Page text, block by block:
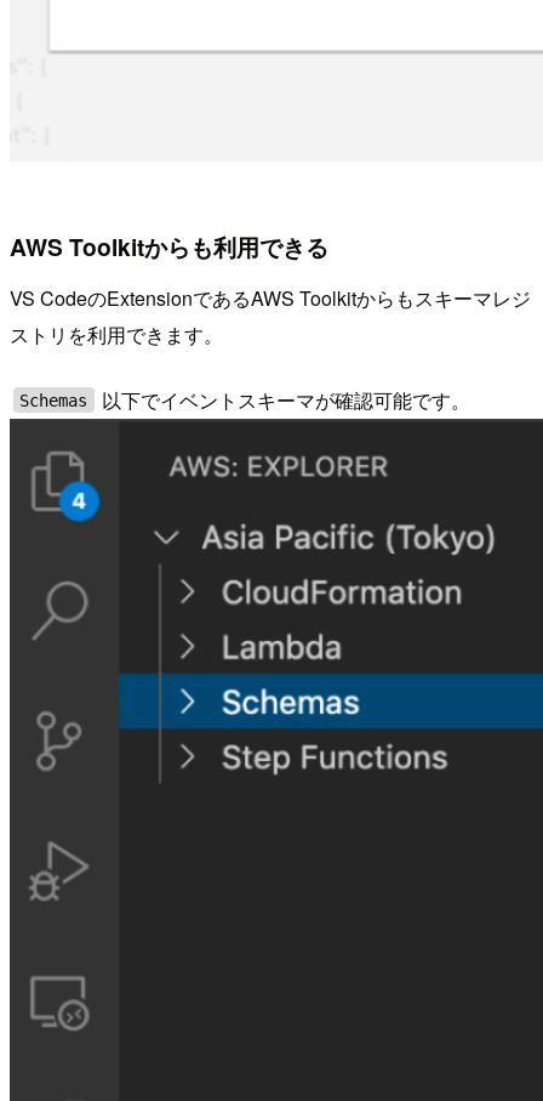
AWS Toolkitからも利用できる
VS CodeのExtensionであるAWS Toolkitからもスキーマレジ
ストリを利用できます。
Schemas 以下でイベントスキーマが確認可能です。